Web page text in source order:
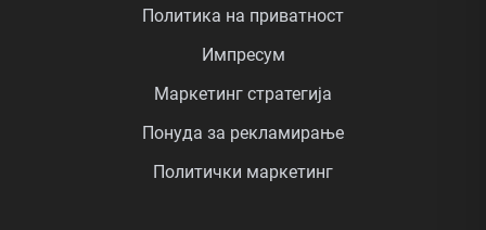
Политика на приватност
Импресум
Маркетинг стратегија
Понуда за рекламирање
Политички маркетинг